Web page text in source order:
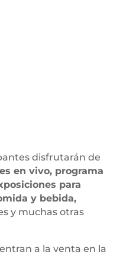
disfrutarán de
en vivo, programa
para
y bebida,
y muchas otras
a la venta en la